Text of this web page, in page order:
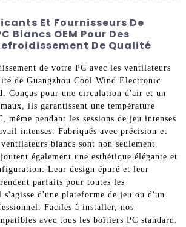
Et Fournisseurs De
Blancs OEM Pour Des
De Qualité
de votre PC avec les ventilateurs
de Guangzhou Cool Wind Electronic
Conçus pour une circulation d'air et un
ils garantissent une température
même pendant les sessions de jeu intenses
intenses. Fabriqués avec précision et
blancs sont non seulement
également une esthétique élégante et
Leur design épuré et leur
parfaits pour toutes les
d'une plateforme de jeu ou d'un
Faciles à installer, nos
avec tous les boîtiers PC standard.